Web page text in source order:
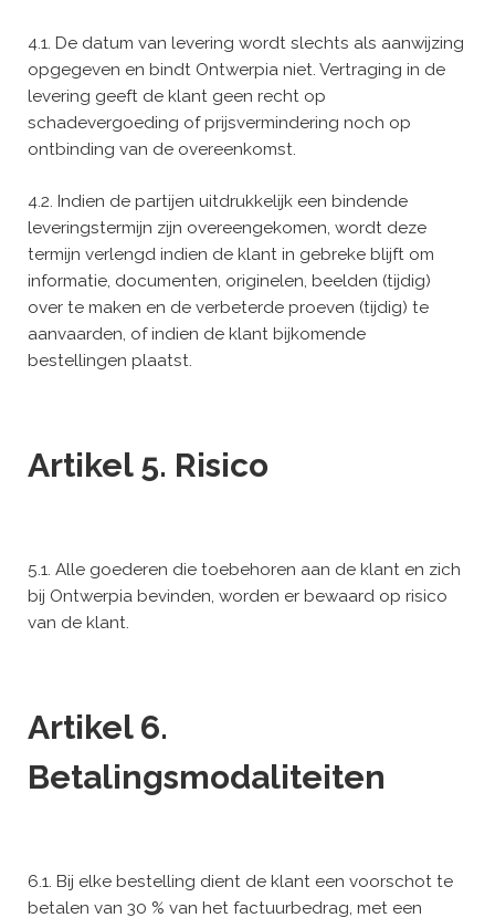
4.1. De datum van levering wordt slechts als aanwijzing
opgegeven en bindt Ontwerpia niet. Vertraging in de
levering geeft de klant geen recht op
schadevergoeding of prijsvermindering noch op
ontbinding van de overeenkomst.
4.2. Indien de partijen uitdrukkelijk een bindende
leveringstermijn zijn overeengekomen, wordt deze
termijn verlengd indien de klant in gebreke blijft om
informatie, documenten, originelen, beelden (tijdig)
over te maken en de verbeterde proeven (tijdig) te
aanvaarden, of indien de klant bijkomende
bestellingen plaatst.
Artikel 5. Risico
5.1. Alle goederen die toebehoren aan de klant en zich
bij Ontwerpia bevinden, worden er bewaard op risico
van de klant.
Artikel 6.
Betalingsmodaliteiten
6.1. Bij elke bestelling dient de klant een voorschot te
betalen van 30 % van het factuurbedrag, met een